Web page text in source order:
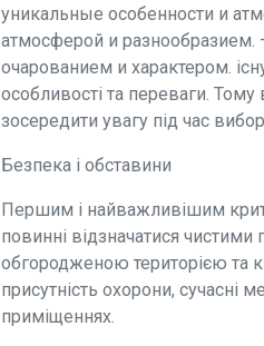
уникальные особенности и
атмосферой и
очарованием и характером.
особливості та переваги. Тому
зосередити увагу під час
Безпека і обставини
Першим і найважливішим
повинні відзначатися
обгородженою територією та
присутність охорони, сучасні
приміщеннях.